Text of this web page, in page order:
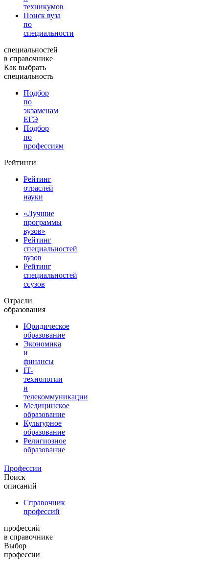
техникумов
Поиск вуза
по
специальности
специальностей
в справочнике
Как выбрать
специальность
Подбор
по
экзаменам
ЕГЭ
Подбор
по
профессиям
Рейтинги
Рейтинг
отраслей
науки
«Лучшие
программы
вузов»
Рейтинг
специальностей
вузов
Рейтинг
специальностей
ссузов
Отрасли
образования
Юридическое
образование
Экономика
и
финансы
IT-
технологии
и
телекоммуникации
Медицинское
образование
Культурное
образование
Религиозное
образование
Профессии
Поиск
описаний
Справочник
профессий
профессий
в справочнике
Выбор
профессии